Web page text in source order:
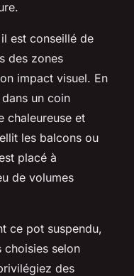
est conseillé de
des zones
impact visuel. En
un coin
chaleureuse et
les balcons ou
placé à
de volumes
ce pot suspendu,
choisies selon
des